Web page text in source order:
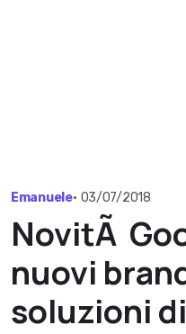
Emanuele• 03/07/2018
NovitÃ
nuovi
soluzioni